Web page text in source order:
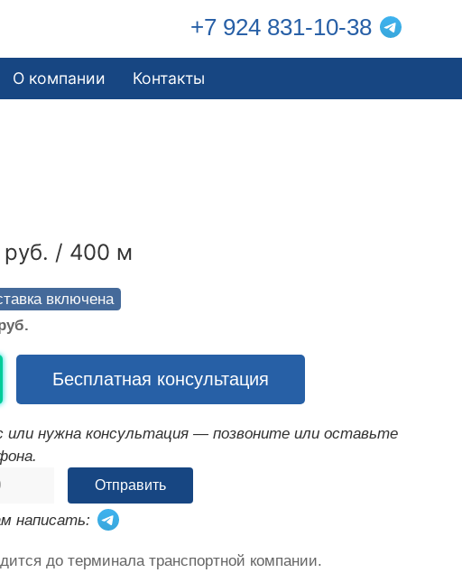
+7 924 831-10-38
О компании Контакты
руб. / 400 м
включена
Бесплатная консультация
или нужна консультация — позвоните или оставьте
Отправить
написать:
до терминала транспортной компании.